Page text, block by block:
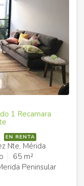
1 Recamara
EN RENTA
Nte, Mérida
65 m²
Peninsular